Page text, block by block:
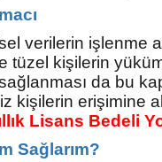
verilerin işlenme
tüzel kişilerin
da bu
kişilerin erişimine
Lisans Bedeli
Sağlarım?